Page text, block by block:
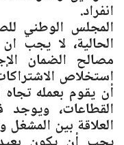
انفراد.
المجلس الوطني
الحالية، لا يجب
مصالح الضمان
استخلاص
أن يقوم بعمله تجاه
القطاعات، ويوجد
العلاقة بين